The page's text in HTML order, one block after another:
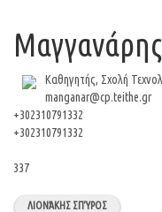
Καθηγητής, Σχολή
manganar@cp.teithe.gr
+302310791332
+302310791332
337
ΛΙΟΝΆΚΗΣ ΣΠΎΡΟΣ